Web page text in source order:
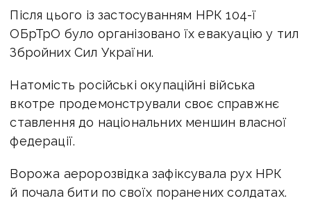
Після цього із застосуванням НРК 104-ї
ОБрТрО було організовано їх евакуацію у тил
Збройних Сил України.
Натомість російські окупаційні війська
вкотре продемонстрували своє справжнє
ставлення до національних меншин власної
федерації.
Ворожа аеророзвідка зафіксувала рух НРК
й почала бити по своїх поранених солдатах.